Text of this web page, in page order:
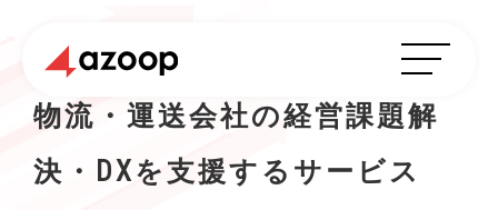
物流・運送会社の経営課題解
決・DXを支援するサービス